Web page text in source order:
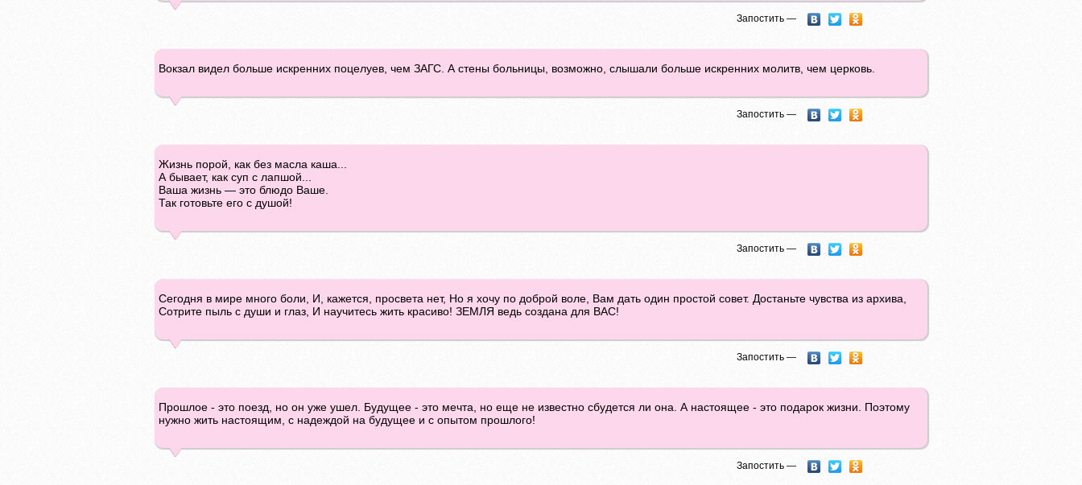
Запостить —
Вокзал видел больше искренних поцелуев, чем ЗАГС. А стены больницы, возможно, слышали больше искренних молитв, чем церковь.
Запостить —
Жизнь порой, как без масла каша...
А бывает, как суп с лапшой...
Ваша жизнь — это блюдо Ваше.
Так готовьте его с душой!
Запостить —
Сегодня в мире много боли, И, кажется, просвета нет, Но я хочу по доброй воле, Вам дать один простой совет. Достаньте чувства из архива,
Сотрите пыль с души и глаз, И научитесь жить красиво! ЗЕМЛЯ ведь создана для ВАС!
Запостить —
Прошлое - это поезд, но он уже ушел. Будущее - это мечта, но еще не известно сбудется ли она. А настоящее - это подарок жизни. Поэтому
нужно жить настоящим, с надеждой на будущее и с опытом прошлого!
Запостить —